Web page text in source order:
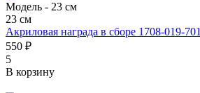
Модель - 23 см
23 см
Акриловая награда в сборе 1708-019-701
550 ₽
5
В корзину